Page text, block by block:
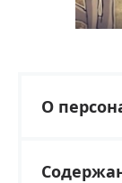
О